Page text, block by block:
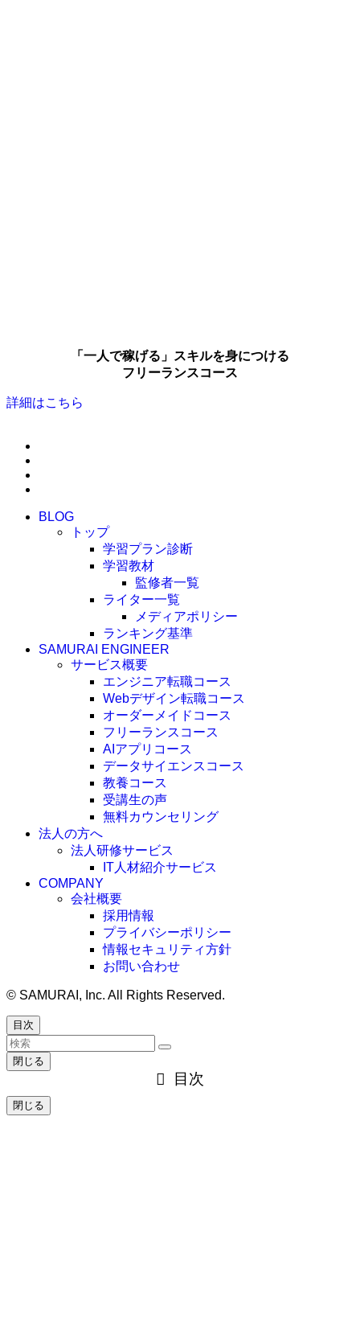
「一人で稼げる」スキルを身につける
フリーランスコース
詳細はこちら
BLOG
トップ
学習プラン診断
学習教材
監修者一覧
ライター一覧
メディアポリシー
ランキング基準
SAMURAI ENGINEER
サービス概要
エンジニア転職コース
Webデザイン転職コース
オーダーメイドコース
フリーランスコース
AIアプリコース
データサイエンスコース
教養コース
受講生の声
無料カウンセリング
法人の方へ
法人研修サービス
IT人材紹介サービス
COMPANY
会社概要
採用情報
プライバシーポリシー
情報セキュリティ方針
お問い合わせ
© SAMURAI, Inc. All Rights Reserved.
目次
閉じる
目次
閉じる